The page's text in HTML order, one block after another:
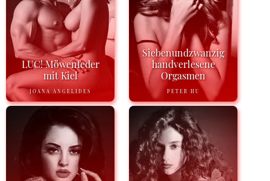
LUC! Möwenfeder
mit Kiel
JOANA ANGELIDES
Siebenundzwanzig
handverlesene
Orgasmen
PETER HU